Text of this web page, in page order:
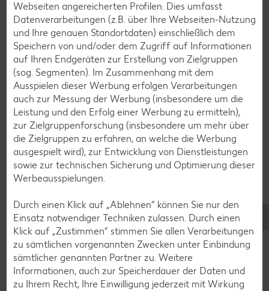
Smoothie-Rezepte
Bowle-Rezepte
Cocktail-Rezepte
Avocado-Rezepte
Erdbeer-Rezepte
Blaubeer-Rezepte
Bananen-Rezepte
Webseiten angereicherten Profilen. Dies umfasst
Datenverarbeitungen (z.B. über Ihre Webseiten-Nutzung
und Ihre genauen Standortdaten) einschließlich dem
Speichern von und/oder dem Zugriff auf Informationen
auf Ihren Endgeräten zur Erstellung von Zielgruppen
(sog. Segmenten). Im Zusammenhang mit dem
Ausspielen dieser Werbung erfolgen Verarbeitungen
auch zur Messung der Werbung (insbesondere um die
Leistung und den Erfolg einer Werbung zu ermitteln),
zur Zielgruppenforschung (insbesondere um mehr über
die Zielgruppen zu erfahren, an welche die Werbung
ausgespielt wird), zur Entwicklung von Dienstleistungen
sowie zur technischen Sicherung und Optimierung dieser
Werbeausspielungen.
Durch einen Klick auf „Ablehnen“ können Sie nur den
Einsatz notwendiger Techniken zulassen. Durch einen
Klick auf „Zustimmen“ stimmen Sie allen Verarbeitungen
zu sämtlichen vorgenannten Zwecken unter Einbindung
sämtlicher genannten Partner zu. Weitere
Informationen, auch zur Speicherdauer der Daten und
zu Ihrem Recht, Ihre Einwilligung jederzeit mit Wirkung